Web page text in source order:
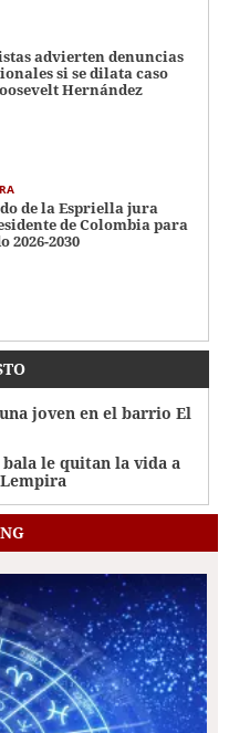
advierten denuncias
si se dilata caso
Hernández
de la Espriella jura
de Colombia para
2026-2030
joven en el barrio El
le quitan la vida a